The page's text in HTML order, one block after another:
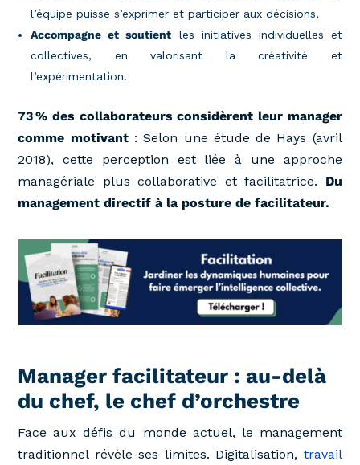
l’équipe puisse s’exprimer et participer aux décisions,
Accompagne et soutient les initiatives individuelles et
collectives, en valorisant la créativité et
l’expérimentation.
73 % des collaborateurs considèrent leur manager
comme motivant: Selon une étude de Hays (avril
2018), cette perception est liée à une approche
managériale plus collaborative et facilitatrice. Du
management directif à la posture de facilitateur.
Manager facilitateur : au-delà
du chef, le chef d’orchestre
Face aux défis du monde actuel, le management
traditionnel révèle ses limites. Digitalisation, travail